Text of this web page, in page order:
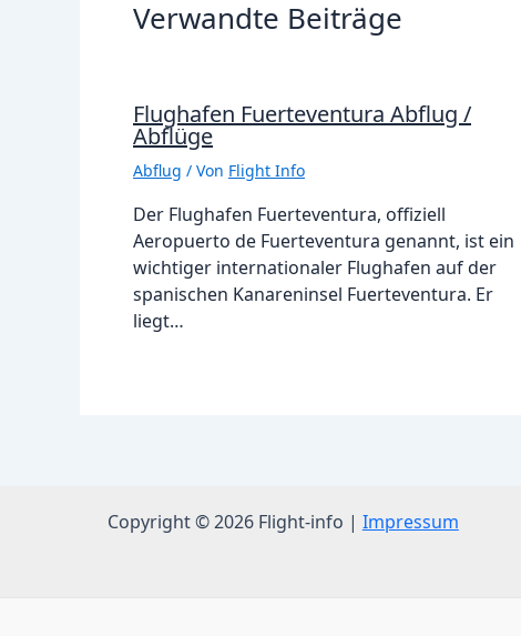
Verwandte Beiträge
Flughafen Fuerteventura Abflug /
Abflüge
Abflug / Von Flight Info
Der Flughafen Fuerteventura, offiziell
Aeropuerto de Fuerteventura genannt, ist ein
wichtiger internationaler Flughafen auf der
spanischen Kanareninsel Fuerteventura. Er
liegt…
Copyright © 2026 Flight-info | Impressum